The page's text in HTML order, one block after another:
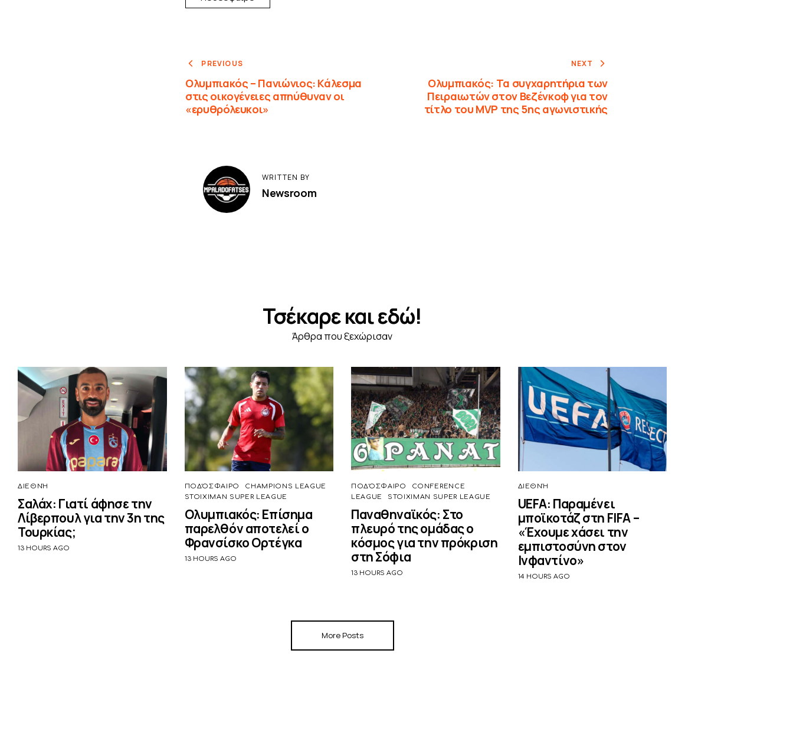
PREVIOUS
Ολυμπιακός – Πανιώνιος: Κάλεσμα
στις οικογένειες απηύθυναν οι
«ερυθρόλευκοι»
NEXT
Ολυμπιακός: Τα συγχαρητήρια των
Πειραιωτών στον Βεζένκοφ για τον
τίτλο του MVP της 5ης αγωνιστικής
WRITTEN BY
Newsroom
Τσέκαρε και εδώ!
Άρθρα που ξεχώρισαν
ΔΙΕΘΝΉ
Σαλάχ: Γιατί άφησε την
Λίβερπουλ για την 3η της
Τουρκίας;
13 HOURS AGO
ΠΟΔΌΣΦΑΙΡΟ
CHAMPIONS LEAGUE
STOIXIMAN SUPER LEAGUE
Ολυμπιακός: Επίσημα
παρελθόν αποτελεί ο
Φρανσίσκο Ορτέγκα
13 HOURS AGO
ΠΟΔΌΣΦΑΙΡΟ
CONFERENCE
LEAGUE
STOIXIMAN SUPER LEAGUE
Παναθηναϊκός: Στο
πλευρό της ομάδας ο
κόσμος για την πρόκριση
στη Σόφια
13 HOURS AGO
ΔΙΕΘΝΉ
UEFA: Παραμένει
μποϊκοτάζ στη FIFA –
«Έχουμε χάσει την
εμπιστοσύνη στον
Ινφαντίνο»
14 HOURS AGO
More Posts